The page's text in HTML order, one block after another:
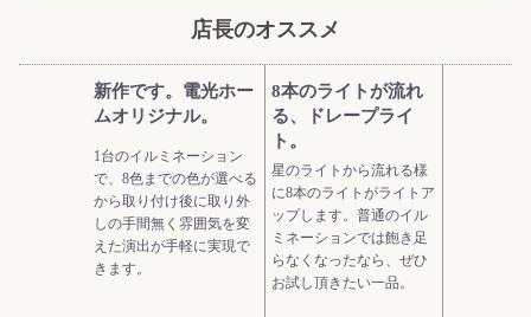
店長のオススメ
新作です。電光ホー
ムオリジナル。
1台のイルミネーション
で、8色までの色が選べる
から取り付け後に取り外
しの手間無く雰囲気を変
えた演出が手軽に実現で
きます。
8本のライトが流れ
る、ドレープライ
ト。
星のライトから流れる様
に8本のライトがライトア
ップします。普通のイル
ミネーションでは飽き足
らなくなったなら、ぜひ
お試し頂きたい一品。